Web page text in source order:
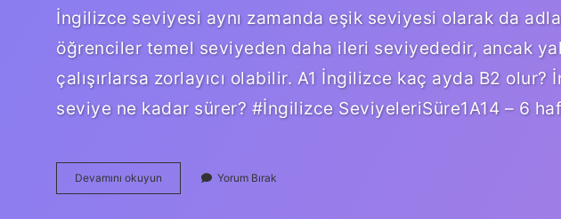
İngilizce seviyesi aynı zamanda eşik seviyesi olarak da
öğrenciler temel seviyeden daha ileri seviyededir, ancak
çalışırlarsa zorlayıcı olabilir. A1 İngilizce kaç ayda B2
seviye ne kadar sürer? #İngilizce SeviyeleriSüre1A14 – 6
Devamını okuyun
Seviye
Yorum Bırak